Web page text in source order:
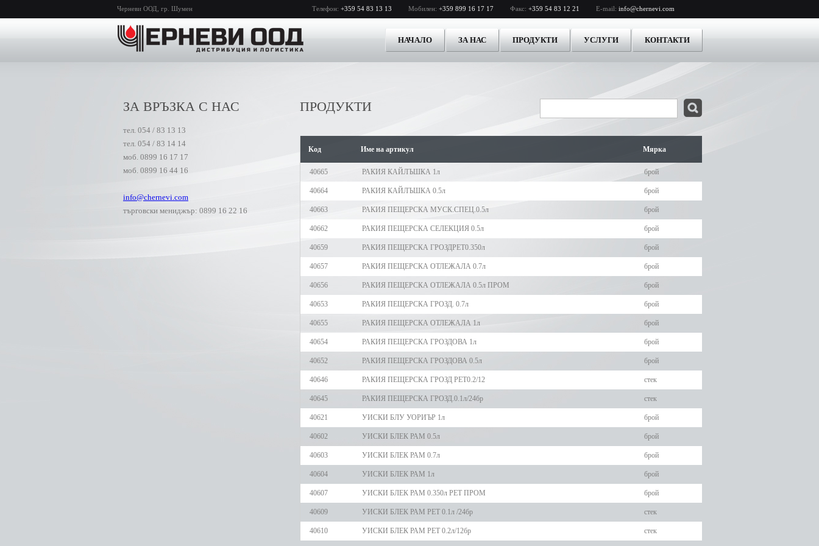
Черневи ООД, гр. Шумен Телефон: +359 54 83 13 13 Мобилен: +359 899 16 17 17 Факс: +359 54 83 12 21 E-mail: info@chernevi.com
НАЧАЛО ЗА НАС ПРОДУКТИ УСЛУГИ КОНТАКТИ
ЗА ВРЪЗКА С НАС
тел. 054 / 83 13 13
тел. 054 / 83 14 14
моб. 0899 16 17 17
моб. 0899 16 44 16
info@chernevi.com
търговски мениджър: 0899 16 22 16
ПРОДУКТИ
Kод Име на артикул Мярка
40665 РАКИЯ КАЙЛЪШКА 1л брой
40664 РАКИЯ КАЙЛЪШКА 0.5л брой
40663 РАКИЯ ПЕЩЕРСКА МУСК.СПЕЦ.0.5л брой
40662 РАКИЯ ПЕЩЕРСКА СЕЛЕКЦИЯ 0.5л брой
40659 РАКИЯ ПЕЩЕРСКА ГРОЗДРЕТ0.350л брой
40657 РАКИЯ ПЕЩЕРСКА ОТЛЕЖАЛА 0.7л брой
40656 РАКИЯ ПЕЩЕРСКА ОТЛЕЖАЛА 0.5л ПРОМ брой
40653 РАКИЯ ПЕЩЕРСКА ГРОЗД. 0.7л брой
40655 РАКИЯ ПЕЩЕРСКА ОТЛЕЖАЛА 1л брой
40654 РАКИЯ ПЕЩЕРСКА ГРОЗДОВА 1л брой
40652 РАКИЯ ПЕЩЕРСКА ГРОЗДОВА 0.5л брой
40646 РАКИЯ ПЕЩЕРСКА ГРОЗД РЕТ0.2/12 стек
40645 РАКИЯ ПЕЩЕРСКА ГРОЗД.0.1л/24бр стек
40621 УИСКИ БЛУ УОРИЪР 1л брой
40602 УИСКИ БЛЕК РАМ 0.5л брой
40603 УИСКИ БЛЕК РАМ 0.7л брой
40604 УИСКИ БЛЕК РАМ 1л брой
40607 УИСКИ БЛЕК РАМ 0.350л РЕТ ПРОМ брой
40609 УИСКИ БЛЕК РАМ РЕТ 0.1л /24бр стек
40610 УИСКИ БЛЕК РАМ РЕТ 0.2л/12бр стек